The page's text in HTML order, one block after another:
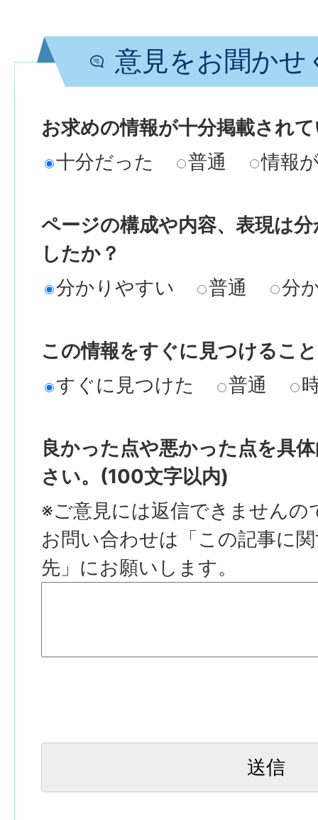
意見をお聞かせ
お求めの情報が十分掲載され
十分だった
普通 情報
ページの構成や内容、表現は
したか？
分かりやすい
普通 分
この情報をすぐに見つけるこ
すぐに見つけた
普通
良かった点や悪かった点を具
さい。(100文字以内)
※ご意見には返信できませんの
お問い合わせは「この記事に
先」にお願いします。